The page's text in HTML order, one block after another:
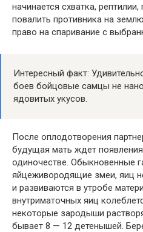
начинается схватка,
повалить противника на
право на спаривание с
Интересный факт:
боев бойцовые самцы не
ядовитых укусов.
После оплодотворения
будущая мать ждет
одиночестве. Обыкновенные
яйцеживородящие змеи, яиц
и развиваются в утробе
внутриматочных яиц
некоторые зародыши
бывает 8 — 12 детенышей.